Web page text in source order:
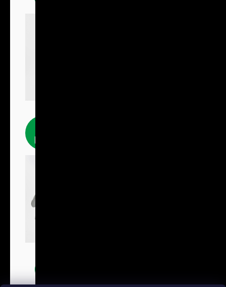
produkty